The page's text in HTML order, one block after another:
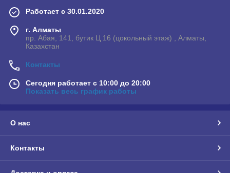
Работает с 30.01.2020
г. Алматы
пр. Абая, 141, бутик Ц 16 (цокольный этаж) , Алматы,
Казахстан
Контакты
Сегодня работает с 10:00 до 20:00
Показать весь график работы
О нас
Контакты